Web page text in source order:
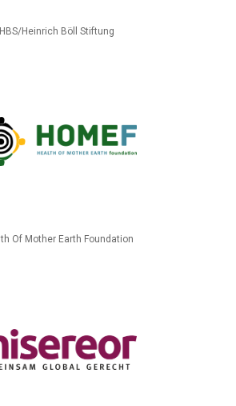
HBS/Heinrich Böll Stiftung
Of Mother Earth Foundation